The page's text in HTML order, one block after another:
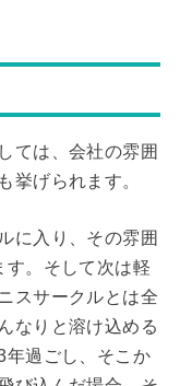
ては、会社の雰囲
挙げられます。
に入り、その雰囲
す。そして次は軽
スサークルとは全
なりと溶け込める
年過ごし、そこか